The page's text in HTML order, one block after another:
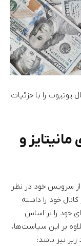
یوتیوب را با جزئیات
و
سرویس خود در نظر
خود را داشته
خود را بر اساس
بر این سیاست‌ها،
نیز باشد: